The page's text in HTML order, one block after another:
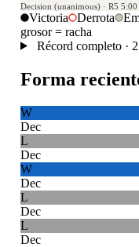
Decision (unanimous) · R5
Victoria Derrota
grosor = racha
Récord completo ·
Forma
W
Dec
L
Dec
W
Dec
L
Dec
L
Dec